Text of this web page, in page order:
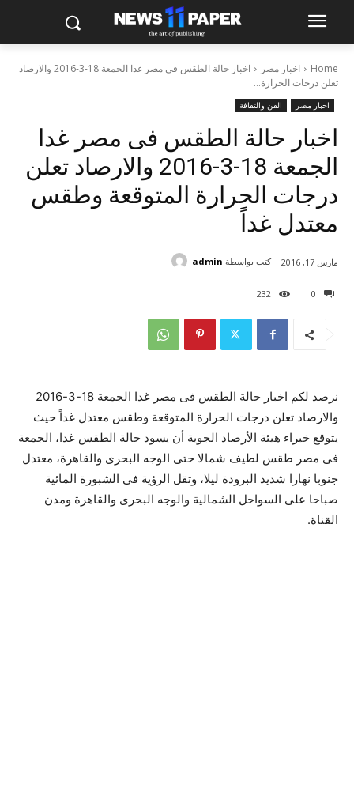
Home اخبار مصر
اخبار حالة الطقس فى مصر غدا الجمعة 18-3-2016 والارصاد
تعلن درجات الحرارة...
اخبار مصر الفن والثقافة
اخبار حالة الطقس فى مصر غدا
الجمعة 18-3-2016 والارصاد تعلن
درجات الحرارة المتوقعة وطقس
معتدل غداً
0
232
مارس 17, 2016 كتب بواسطة admin
نرصد لكم اخبار حالة الطقس فى مصر غدا الجمعة 18-3-2016
والارصاد تعلن درجات الحرارة المتوقعة وطقس معتدل غداً حيث
يتوقع خبراء هيئة الأرصاد الجوية أن يسود حالة الطقس غدا، الجمعة
فى مصر طقس لطيف شمالا حتى الوجه البحرى والقاهرة، معتدل
جنوبا نهارا شديد البرودة ليلا، وتقل الرؤية فى الشبورة المائية
صباحا على السواحل الشمالية والوجه البحرى والقاهرة ومدن
القناة.